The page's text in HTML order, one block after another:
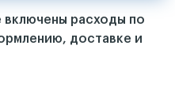
включены расходы по
доставке и